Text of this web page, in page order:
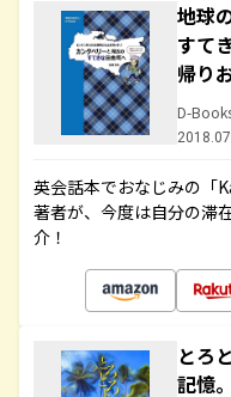
地球
すて
帰り
D-
英会話本でおなじみの「
著者が、今度は自分の滞
介！
とろ
記憶